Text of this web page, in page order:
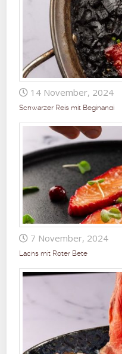
14 November, 2024
Schwarzer Reis mit Begihandi
7 November, 2024
Lachs mit Roter Bete